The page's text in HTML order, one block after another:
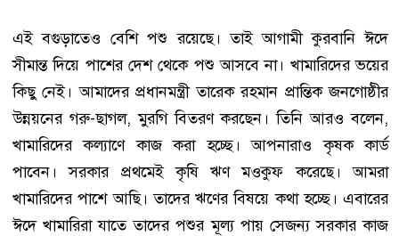
এই বগুড়াতেও বেশি পশু রয়েছে। তাই আগামী কুরবানি ঈদে
সীমান্ত দিয়ে পাশের দেশ থেকে পশু আসবে না। খামারিদের ভয়ের
কিছু নেই। আমাদের প্রধানমন্ত্রী তারেক রহমান প্রান্তিক জনগোষ্ঠীর
উন্নয়নের গরু-ছাগল, মুরগি বিতরণ করছেন। তিনি আরও বলেন,
খামারিদের কল্যাণে কাজ করা হচ্ছে। আপনারাও কৃষক কার্ড
পাবেন। সরকার প্রথমেই কৃষি ঋণ মওকুফ করেছে। আমরা
খামারিদের পাশে আছি। তাদের ঋণের বিষয়ে কথা হচ্ছে। এবারের
ঈদে খামারিরা যাতে তাদের পশুর মূল্য পায় সেজন্য সরকার কাজ